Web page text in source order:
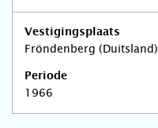
Vestigingsplaats
Fröndenberg (Duitsland)
Periode
1966